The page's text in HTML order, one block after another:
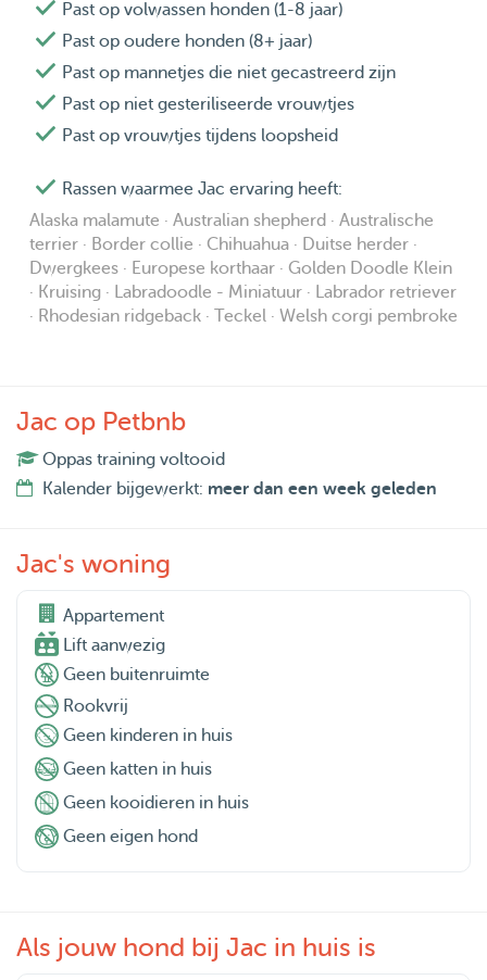
Past op volwassen honden (1-8 jaar)
Past op oudere honden (8+ jaar)
Past op mannetjes die niet gecastreerd zijn
Past op niet gesteriliseerde vrouwtjes
Past op vrouwtjes tijdens loopsheid
Rassen waarmee Jac ervaring heeft:
Alaska malamute · Australian shepherd · Australische
terrier · Border collie · Chihuahua · Duitse herder ·
Dwergkees · Europese korthaar · Golden Doodle Klein
· Kruising · Labradoodle - Miniatuur · Labrador retriever
· Rhodesian ridgeback · Teckel · Welsh corgi pembroke
Jac op Petbnb
Oppas training voltooid
Kalender bijgewerkt: meer dan een week geleden
Jac's woning
Appartement
 Lift aanwezig
Geen buitenruimte
Rookvrij
Geen kinderen in huis
Geen katten in huis
Geen kooidieren in huis
Geen eigen hond
Als jouw hond bij Jac in huis is